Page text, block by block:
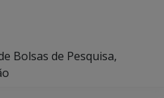
Bolsas de Pesquisa,